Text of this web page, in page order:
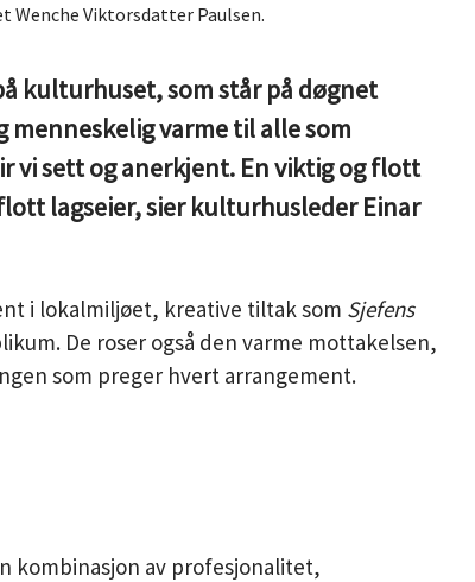
Viktorsdatter Paulsen.
kulturhuset, som står på døgnet
varme til alle som
vi sett og anerkjent. En viktig og flott
lagseier, sier kulturhusleder Einar
i lokalmiljøet, kreative tiltak som Sjefens
De roser også den varme mottakelsen,
som preger hvert arrangement.
kombinasjon av profesjonalitet,